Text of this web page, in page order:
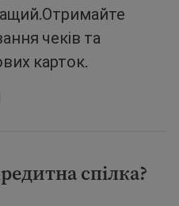
чеків та
карток.
спілка?